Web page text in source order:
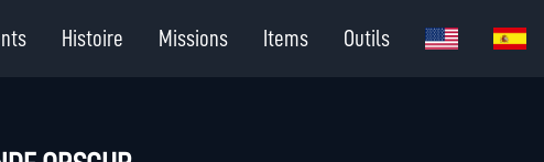
Histoire Missions Items Outils